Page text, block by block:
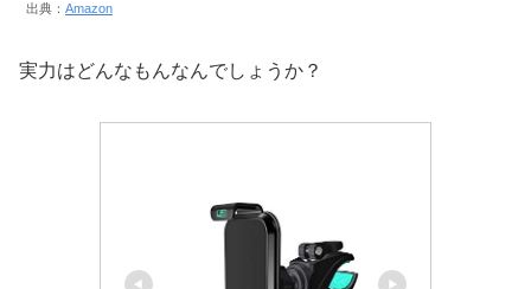
出典： Amazon
実力はどんなもんなんでしょうか？